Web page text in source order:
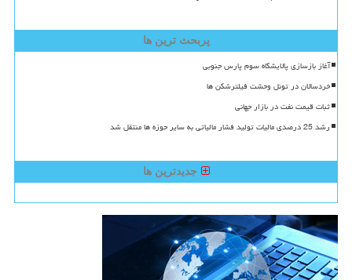
پربحث ترین ها
آغاز بازسازی پالایشگاه سوم پارس جنوبی
خردسالان در تونل وحشت فیلترشکن ها
ثبات قیمت نفت در بازار جهانی
رشد 25 درصدی مالیات تولید فشار مالیاتی به سایر حوزه ها منتقل شد
جدیدترین ها